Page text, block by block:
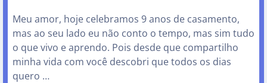
Meu amor, hoje celebramos 9 anos de casamento,
mas ao seu lado eu não conto o tempo, mas sim tudo
o que vivo e aprendo. Pois desde que compartilho
minha vida com você descobri que todos os dias
quero …